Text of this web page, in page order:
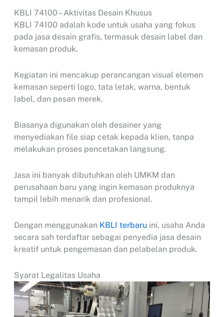
KBLI 74100 – Aktivitas Desain Khusus
KBLI 74100 adalah kode untuk usaha yang fokus
pada jasa desain grafis, termasuk desain label dan
kemasan produk.
Kegiatan ini mencakup perancangan visual elemen
kemasan seperti logo, tata letak, warna, bentuk
label, dan pesan merek.
Biasanya digunakan oleh desainer yang
menyediakan file siap cetak kepada klien, tanpa
melakukan proses pencetakan langsung.
Jasa ini banyak dibutuhkan oleh UMKM dan
perusahaan baru yang ingin kemasan produknya
tampil lebih menarik dan profesional.
Dengan menggunakan KBLI terbaru ini, usaha Anda
secara sah terdaftar sebagai penyedia jasa desain
kreatif untuk pengemasan dan pelabelan produk.
Syarat Legalitas Usaha